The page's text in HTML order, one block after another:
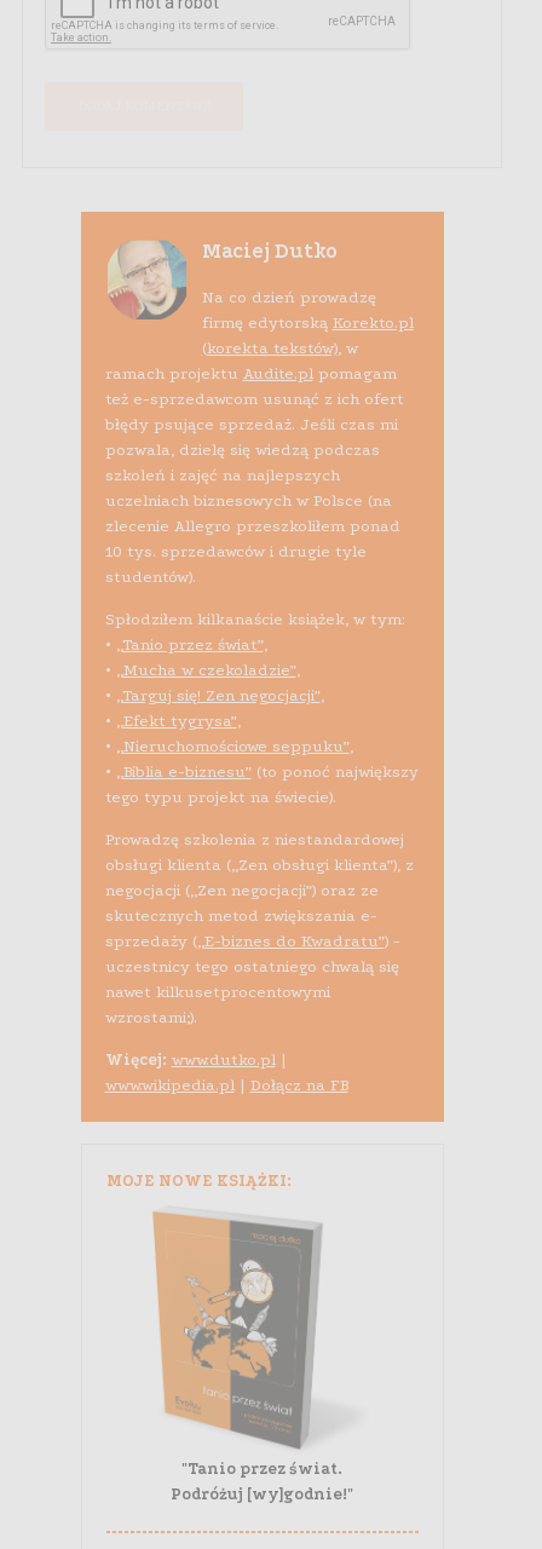
Maciej Dutko
Na co dzień prowadzę
firmę edytorską Korekto.pl
(korekta tekstów), w
ramach projektu Audite.plpomagam
też e-sprzedawcom usunąć z ich ofert
błędy psujące sprzedaż. Jeśli czas mi
pozwala, dzielę się wiedzą podczas
szkoleń i zajęć na najlepszych
uczelniach biznesowych w Polsce (na
zlecenie Allegro przeszkoliłem ponad
10 tys. sprzedawców i drugie tyle
studentów).
Spłodziłem kilkanaście książek, w tym:
• „Tanio przez świat”,
• „Mucha w czekoladzie”,
• „Targuj się! Zen negocjacji”,
• „Efekt tygrysa”,
• „Nieruchomościowe seppuku”,
• „Biblia e-biznesu”(to ponoć największy
tego typu projekt na świecie).
Prowadzę szkolenia z niestandardowej
obsługi klienta („Zen obsługi klienta”), z
negocjacji („Zen negocjacji”) oraz ze
skutecznych metod zwiększania e-
sprzedaży („E-biznes do Kwadratu”) -
uczestnicy tego ostatniego chwalą się
nawet kilkusetprocentowymi
wzrostami;).
Więcej: www.dutko.pl|
www.wikipedia.pl| Dołącz na FB
MOJE NOWE KSIĄŻKI:
"Tanio przez świat.
Podróżuj [wy]godnie!"